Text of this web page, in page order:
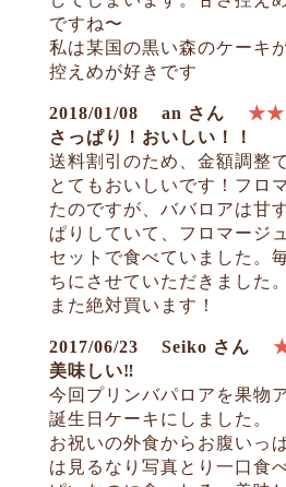
お買い物を続ける
ですね〜
私は某国の黒い森のケーキ
控えめが好きです
2018/01/08 an さん
さっぱり！おいしい！！
送料割引のため、金額調整
とてもおいしいです！フロ
たのですが、ババロアは甘
ぱりしていて、フロマージ
セットで食べていました。
ちにさせていただきました。
また絶対買います！
2017/06/23 Seiko さん
美味しい‼︎
今回プリンバパロアを果物
誕生日ケーキにしました。
お祝いの外食からお腹いっ
は見るなり写真とり一口食